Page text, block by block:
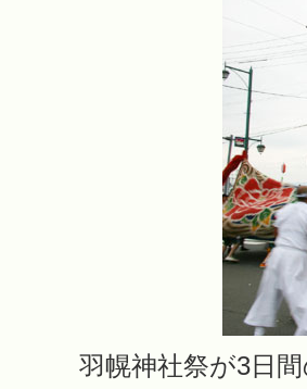
羽幌神社祭が3日